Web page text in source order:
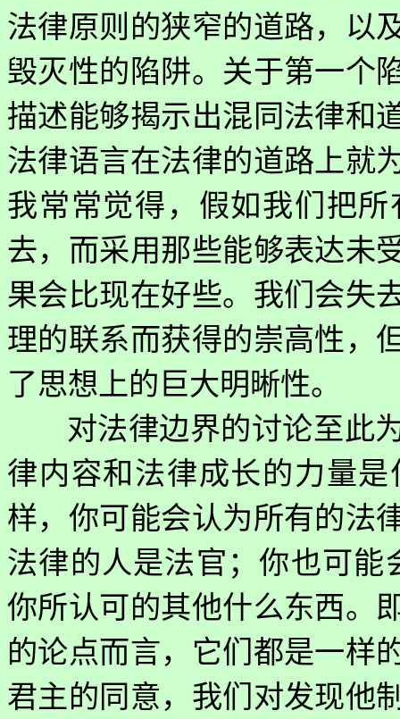
法律原则的狭窄的道路，以
毁灭性的陷阱。关于第一个
描述能够揭示出混同法律和
法律语言在法律的道路上就
我常常觉得，假如我们把
去，而采用那些能够表达未
果会比现在好些。我们会失
理的联系而获得的崇高性，
了思想上的巨大明晰性。
对法律边界的讨论至此
律内容和法律成长的力量
样，你可能会认为所有的法
法律的人是法官；你也可能
你所认可的其他什么东西。
的论点而言，它们都是一样
君主的同意，我们对发现他